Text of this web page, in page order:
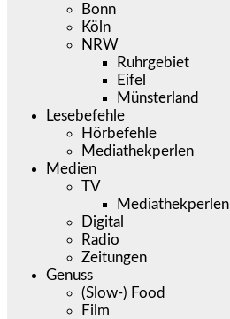
Bonn
Köln
NRW
Ruhrgebiet
Eifel
Münsterland
Lesebefehle
Hörbefehle
Mediathekperlen
Medien
TV
Mediathekperlen
Digital
Radio
Zeitungen
Genuss
(Slow-) Food
Film